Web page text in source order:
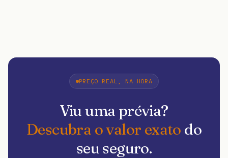
PREÇO REAL, NA HORA
Viu uma prévia?
Descubra o valor exato do
seu seguro.